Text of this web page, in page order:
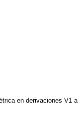
en derivaciones V1 a